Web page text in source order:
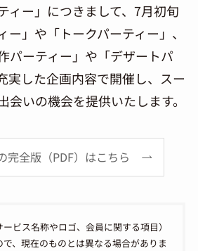
ィー」につきまして、7月初旬
ー」や「トークパーティー」、
パーティー」や「デザートパ
実した企画内容で開催し、スー
会いの機会を提供いたします。
完全版（PDF）はこちら
ビス名称やロゴ、会員に関する項目）
、現在のものとは異なる場合がありま